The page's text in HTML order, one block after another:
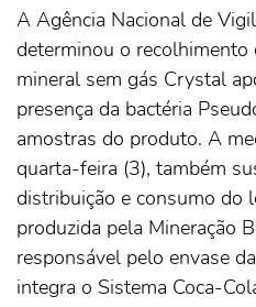
A Agência Nacional de
determinou o recolhimento
mineral sem gás Crystal
presença da bactéria
amostras do produto. A
quarta-feira (3), também
distribuição e consumo do
produzida pela Mineração
responsável pelo envase
integra o Sistema Coca-